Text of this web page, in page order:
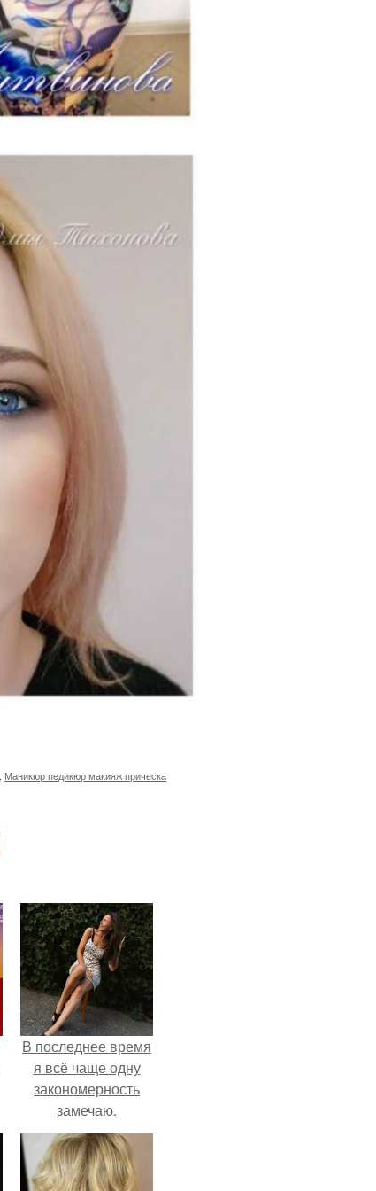
Маникюр педикюр макияж прическа
В последнее время
я всё чаще одну
закономерность
замечаю.